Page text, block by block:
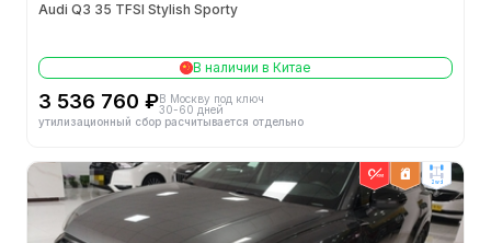
Audi Q3 35 TFSI Stylish Sporty
В наличии в Китае
3 536 760 ₽В Москву под ключ
30-60 дней
утилизационный сбор расчитывается отдельно
2wd